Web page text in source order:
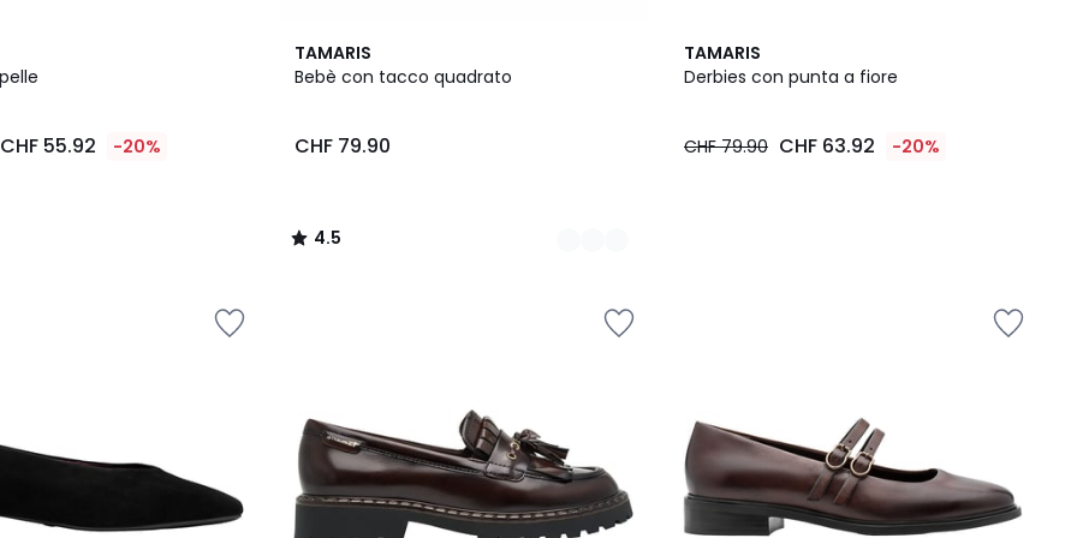
CHF 55.92 -20%
TAMARIS
Bebè con tacco quadrato
CHF 79.90
4.5
/ 5
2
Colori
4.5
/
TAMARIS
Derbies con punta a fiore
CHF 79.90 CHF 63.92 -20%